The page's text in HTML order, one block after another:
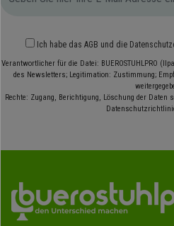
Ich habe das AGB und die
Verantwortlicher für die Datei: BUEROSTUHLPRO
des Newsletters; Legitimation: Zustimmung;
Rechte: Zugang, Berichtigung, Löschung der